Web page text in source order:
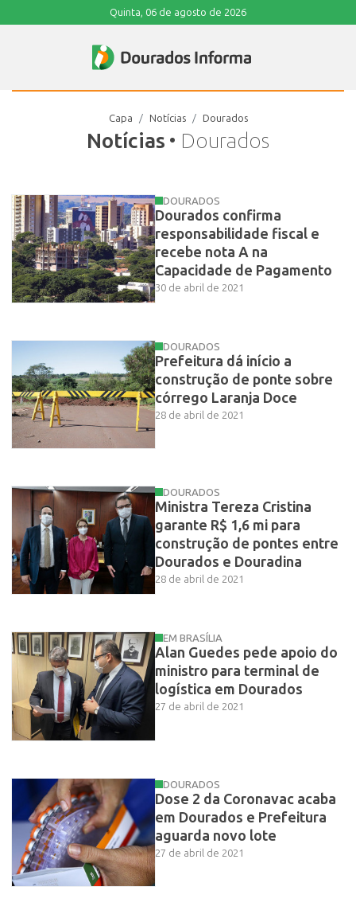
Quinta, 06 de agosto de 2026
Notícias • Dourados
Capa Notícias Dourados
DOURADOS
Dourados confirma
responsabilidade fiscal e
recebe nota A na
Capacidade de Pagamento
30 de abril de 2021
DOURADOS
Prefeitura dá início a
construção de ponte sobre
córrego Laranja Doce
28 de abril de 2021
DOURADOS
Ministra Tereza Cristina
garante R$ 1,6 mi para
construção de pontes entre
Dourados e Douradina
28 de abril de 2021
EM BRASÍLIA
Alan Guedes pede apoio do
ministro para terminal de
logística em Dourados
27 de abril de 2021
DOURADOS
Dose 2 da Coronavac acaba
em Dourados e Prefeitura
aguarda novo lote
27 de abril de 2021